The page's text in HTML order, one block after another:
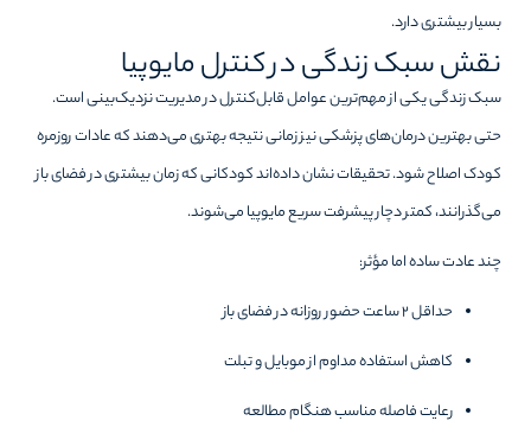
بسیار بیشتری دارد.
نقش سبک زندگی در کنترل مایوپیا
سبک زندگی یکی از مهم‌ترین عوامل قابل‌کنترل در مدیریت نزدیک‌بینی است.
حتی بهترین درمان‌های پزشکی نیز زمانی نتیجه بهتری می‌دهند که عادات روزمره
کودک اصلاح شود. تحقیقات نشان داده‌اند کودکانی که زمان بیشتری در فضای باز
می‌گذرانند، کمتر دچار پیشرفت سریع مایوپیا می‌شوند.
چند عادت ساده اما مؤثر:
حداقل ۲ ساعت حضور روزانه در فضای باز
کاهش استفاده مداوم از موبایل و تبلت
رعایت فاصله مناسب هنگام مطالعه